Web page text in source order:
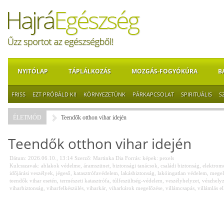
NYITÓLAP TÁPLÁLKOZÁS MOZGÁS-FOGYÓKÚRA
FRISS EZT PRÓBÁLD KI! KÖRNYEZETÜNK PÁRKAPCSOLAT SPIRITUÁLIS
ÉLETMÓD Teendők otthon vihar idején
Teendők otthon vihar idején
Dátum: 2026.06.10., 13:14 Szerző: Martinka Dia Forrás: képek: pexels
Kulcsszavak: ablakok védelme áramszünet biztonsági tanácsok családi biztonság
időjárási veszélyek
jégeső katasztrófavédelem lakásbiztonság lakóingatlan védelem
teendők vihar esetén természeti katasztrófa túlfeszültség-védelem veszélyhelyzet
viharbiztonság viharfelkészülés viharkár viharkárok megelőzése villámcsapás villámlás